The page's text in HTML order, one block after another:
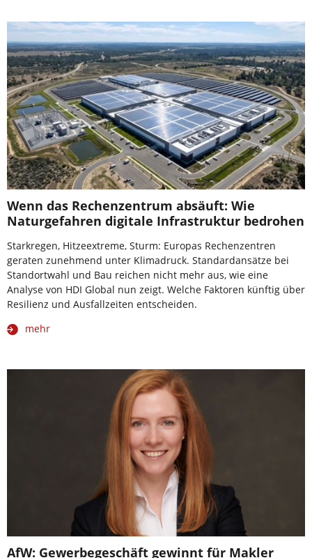
Wenn das Rechenzentrum absäuft: Wie
Naturgefahren digitale Infrastruktur bedrohen
Starkregen, Hitzeextreme, Sturm: Europas Rechenzentren
geraten zunehmend unter Klimadruck. Standardansätze bei
Standortwahl und Bau reichen nicht mehr aus, wie eine
Analyse von HDI Global nun zeigt. Welche Faktoren künftig über
Resilienz und Ausfallzeiten entscheiden.
mehr
AfW: Gewerbegeschäft gewinnt für Makler